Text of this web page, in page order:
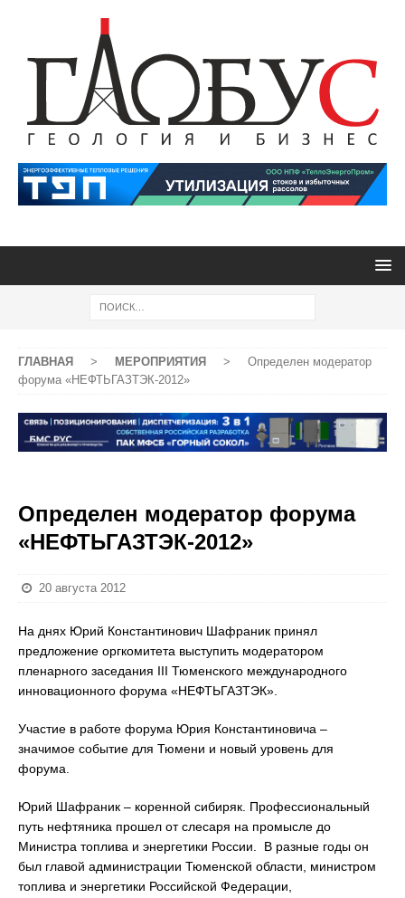
ГЛАВНАЯ > МЕРОПРИЯТИЯ >
Определен модератор
форума «НЕФТЬГАЗТЭК-2012»
Определен модератор форума
«НЕФТЬГАЗТЭК-2012»
20 августа 2012
На днях Юрий Константинович Шафраник принял
предложение оргкомитета выступить модератором
пленарного заседания III Тюменского международного
инновационного форума «НЕФТЬГАЗТЭК».
Участие в работе форума Юрия Константиновича –
значимое событие для Тюмени и новый уровень для
форума.
Юрий Шафраник – коренной сибиряк. Профессиональный
путь нефтяника прошел от слесаря на промысле до
Министра топлива и энергетики России. В разные годы он
был главой администрации Тюменской области, министром
топлива и энергетики Российской Федерации,